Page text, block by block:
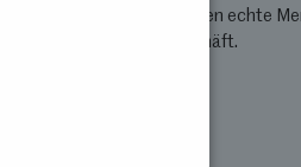
Hier arbeiten echte
Dein Geschäft.